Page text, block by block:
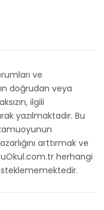
ve
doğrudan veya
ilgili
yazılmaktadır. Bu
arttırmak ve
herhangi